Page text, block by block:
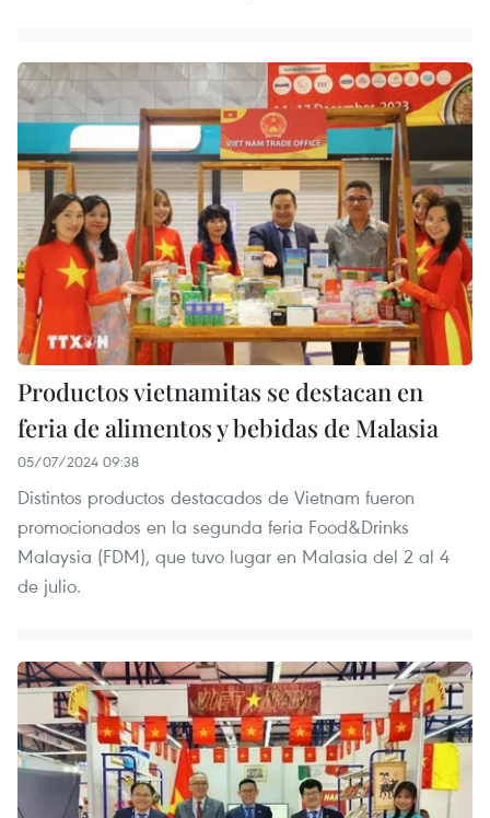
Productos vietnamitas se destacan en
feria de alimentos y bebidas de Malasia
05/07/2024 09:38
Distintos productos destacados de Vietnam fueron
promocionados en la segunda feria Food&Drinks
Malaysia (FDM), que tuvo lugar en Malasia del 2 al 4
de julio.